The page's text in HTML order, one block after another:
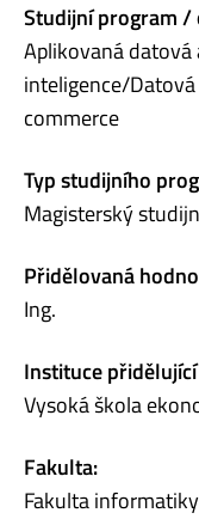
Studijní program /
Aplikovaná
inteligence/
commerce
Typ studijního
Magisterský
Přidělovaná
Ing.
Instituce
Vysoká škola
Fakulta:
Fakulta